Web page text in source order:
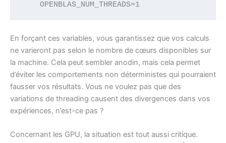
    OPENBLAS_NUM_THREADS=1
En forçant ces variables, vous garantissez que vos calculs
ne varieront pas selon le nombre de cœurs disponibles sur
la machine. Cela peut sembler anodin, mais cela permet
d’éviter les comportements non déterministes qui pourraient
fausser vos résultats. Vous ne voulez pas que des
variations de threading causent des divergences dans vos
expériences, n’est-ce pas ?
Concernant les GPU, la situation est tout aussi critique.